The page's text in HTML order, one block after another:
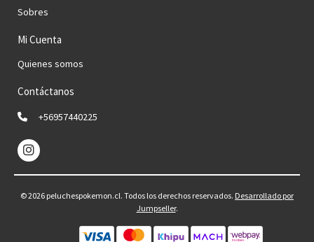
Sobres
Mi Cuenta
Quienes somos
Contáctanos
+56957440225
© 2026 peluchespokemon.cl. Todos los derechos reservados. Desarrollado por
Jumpseller.